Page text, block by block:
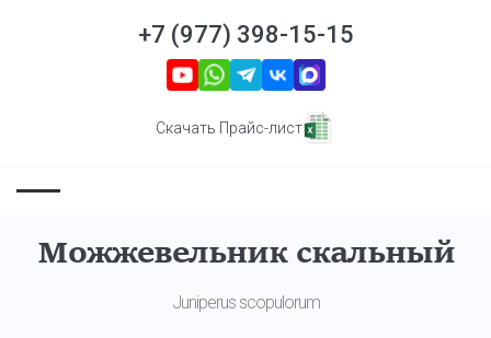
+7 (977) 398-15-15
Скачать Прайс-лист
Можжевельник скальный
Juniperus scopulorum